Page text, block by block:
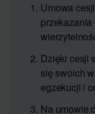
Umowa
Dzięki cesji
się swoich
egzekucji i
Na umowie